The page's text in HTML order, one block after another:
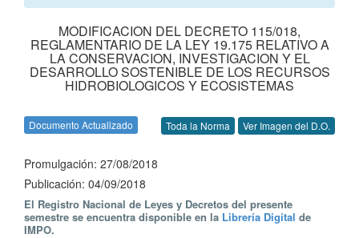
MODIFICACION DEL DECRETO 115/018,
REGLAMENTARIO DE LA LEY 19.175 RELATIVO A
LA CONSERVACION, INVESTIGACION Y EL
DESARROLLO SOSTENIBLE DE LOS RECURSOS
HIDROBIOLOGICOS Y ECOSISTEMAS
Documento Actualizado Toda la Norma Ver Imagen del D.O.
Promulgación: 27/08/2018
Publicación: 04/09/2018
El Registro Nacional de Leyes y Decretos del presente
semestre se encuentra disponible en la Librería Digital de
IMPO.